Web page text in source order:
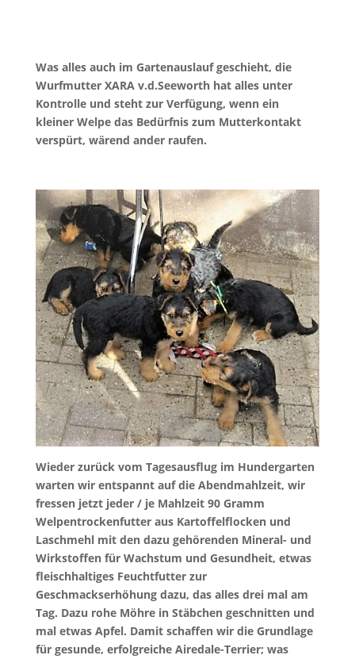
Was alles auch im Gartenauslauf geschieht, die
Wurfmutter XARA v.d.Seeworth hat alles unter
Kontrolle und steht zur Verfügung, wenn ein
kleiner Welpe das Bedürfnis zum Mutterkontakt
verspürt, wärend ander raufen.
Wieder zurück vom Tagesausflug im Hundergarten
warten wir entspannt auf die Abendmahlzeit, wir
fressen jetzt jeder / je Mahlzeit 90 Gramm
Welpentrockenfutter aus Kartoffelflocken und
Laschmehl mit den dazu gehörenden Mineral- und
Wirkstoffen für Wachstum und Gesundheit, etwas
fleischhaltiges Feuchtfutter zur
Geschmackserhöhung dazu, das alles drei mal am
Tag. Dazu rohe Möhre in Stäbchen geschnitten und
mal etwas Apfel. Damit schaffen wir die Grundlage
für gesunde, erfolgreiche Airedale-Terrier; was